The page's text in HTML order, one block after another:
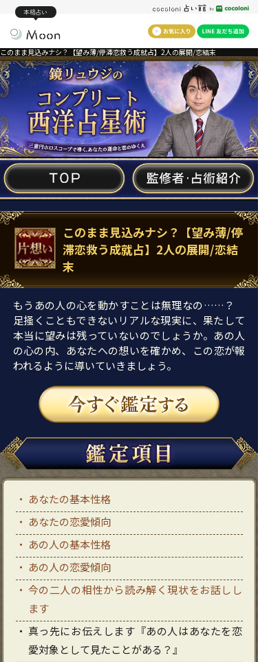
本格占い
このまま見込みナシ？【望み薄/停滞恋救う成就占】2人の展開/恋結末
このまま見込みナシ？【望み薄/停
滞恋救う成就占】2人の展開/恋結
末
もうあの人の心を動かすことは無理なの……？
足掻くこともできないリアルな現実に、果たして
本当に望みは残っていないのでしょうか。あの人
の心の内、あなたへの想いを確かめ、この恋が報
われるように導いていきましょう。
あなたの基本性格
あなたの恋愛傾向
あの人の基本性格
あの人の恋愛傾向
今の二人の相性から読み解く現状をお話しし
ます
真っ先にお伝えします『あの人はあなたを恋
愛対象として見たことがある？』